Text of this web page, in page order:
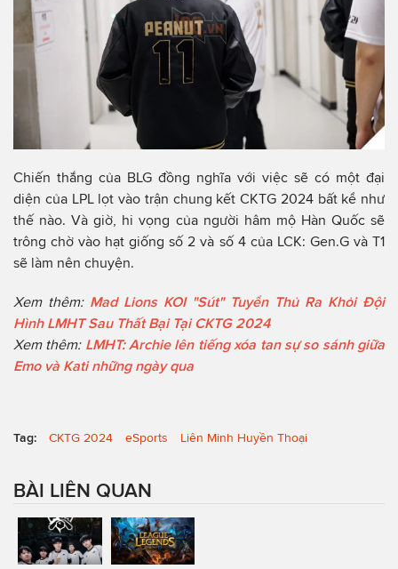
Chiến thắng của BLG đồng nghĩa với việc sẽ có một đại
diện của LPL lọt vào trận chung kết CKTG 2024 bất kể như
thế nào. Và giờ, hi vọng của người hâm mộ Hàn Quốc sẽ
trông chờ vào hạt giống số 2 và số 4 của LCK: Gen.G và T1
sẽ làm nên chuyện.
Xem thêm: Mad Lions KOI "Sút" Tuyển Thủ Ra Khỏi Đội
Hình LMHT Sau Thất Bại Tại CKTG 2024
Xem thêm: LMHT: Archie lên tiếng xóa tan sự so sánh giữa
Emo và Kati những ngày qua
Tag: CKTG 2024 eSports Liên Minh Huyền Thoại
BÀI LIÊN QUAN